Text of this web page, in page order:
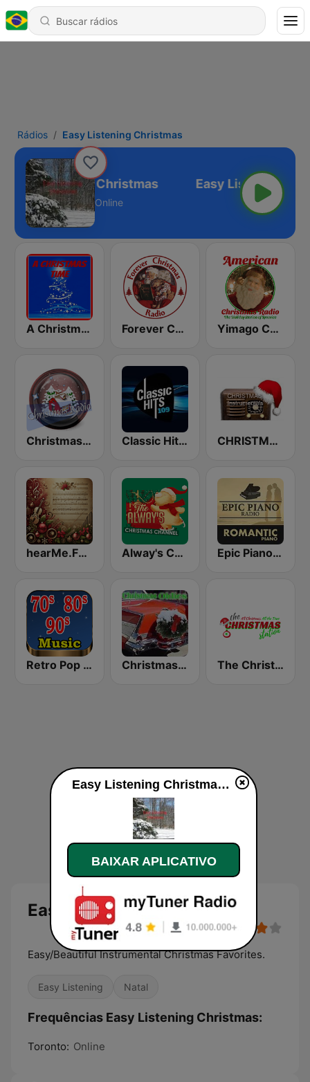
Rádios Easy Listening Christmas
Easy Listening Christmas
Online
A Christmas Time Forever Christmas Radio Yimago Christmas - American Christmas Radio
Christmas Radio Classic Hits 109 - Christmas CHRISTMAS Instrumentals
hearMe.FM Classical Christmas Alway's Christmas Channel Epic Piano - ROMANTIC PIANO
Retro Pop Hits 80s 90s Christmas Oldies The Christmas Station
Easy Listening Christmas
Easy/Beautiful Instrumental Christmas Favorites.
Easy Listening Natal
Frequências Easy Listening Christmas:
Toronto: Online
Easy Listening Christmas ao vivo
BAIXAR APLICATIVO